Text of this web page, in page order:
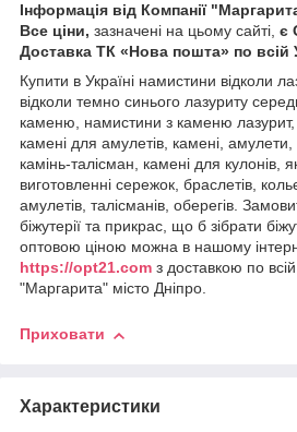
Інформація від Компанії
Все ціни, зазначені на цьому сайті, є
Доставка ТК «Нова пошта» по всій
Купити в Україні намистини відколи
відколи темно синього лазуриту
каменю, намистини з каменю лазурит,
камені для амулетів, камені, амулети,
камінь-талісман, камені для кулонів,
виготовленні сережок, браслетів,
амулетів, талісманів, оберегів.
біжутерії та прикрас, що б зібрати
оптовою ціною можна в нашому
https://opt21.com з доставкою по всій
"Маргарита" місто Дніпро.
Приховати
Характеристики